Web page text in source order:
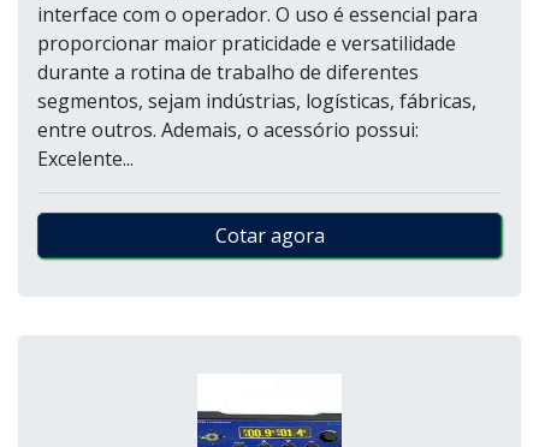
interface com o operador. O uso é essencial para
proporcionar maior praticidade e versatilidade
durante a rotina de trabalho de diferentes
segmentos, sejam indústrias, logísticas, fábricas,
entre outros. Ademais, o acessório possui:
Excelente...
Cotar agora